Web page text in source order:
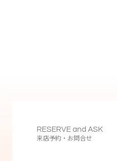
RESERVE and ASK
来店予約・お問合せ